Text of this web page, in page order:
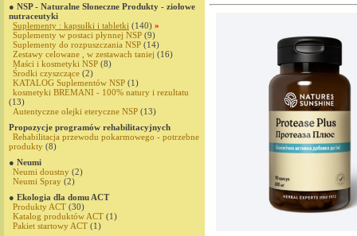
● NSP - Naturalne Słoneczne Produkty - ziołowe
nutraceutyki
Suplementy : kapsułki i tabletki (140) »
Suplementy w postaci płynnej NSP (9)
Suplementy do rozpuszczania NSP (14)
Zestawy celowane , w zestawach taniej (16)
Maści i kosmetyki NSP (8)
Środki czyszczące (2)
KATALOG Suplementów NSP (1)
kosmetyki BREMANI - 100% natury i rezultatu
(13)
Autentyczne olejki eteryczne NSP (13)
Propozycje programów rehabilitacyjnych
Rehabilitacja przewodu pokarmowego - potrzebne
produkty (8)
● Neumi
Neumi doustny (2)
Neumi Spray (2)
● Ekologia dla domu ACT
Produkty ACT (30)
Katalog produktów ACT (1)
Pakiet startowy ACT (1)